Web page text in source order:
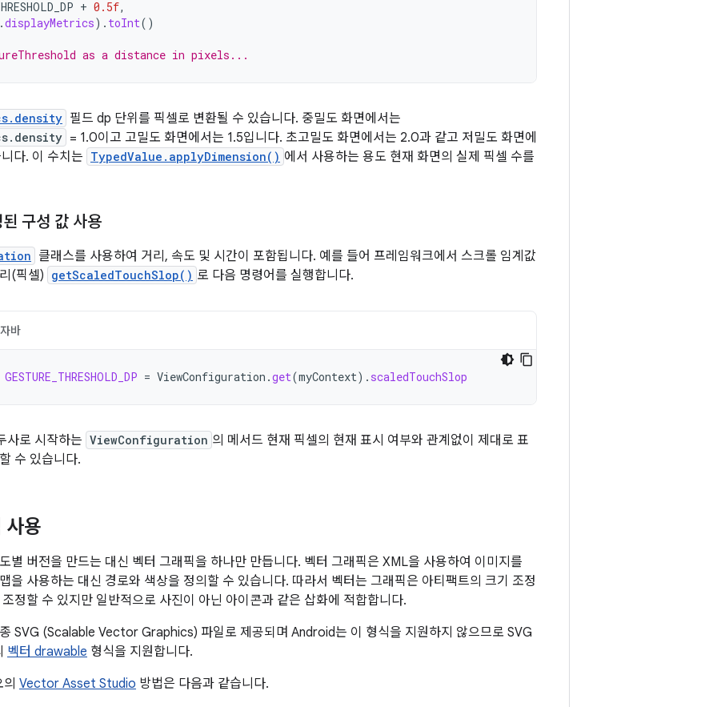
+ 0.5f,
.displayMetrics). toInt()
as a distance in pixels...
필드 dp 단위를 픽셀로 변환될 수 있습니다. 중밀도 화면에서는
= 1.0이고 고밀도 화면에서는 1.5입니다. 초고밀도 화면에서는 2.0과 같고 저밀도 화면에
다. 이 수치는 TypedValue.applyDimension() 에서 사용하는 용도 현재 화면의 실제 픽셀 수를
구성 값 사용
클래스를 사용하여 거리, 속도 및 시간이 포함됩니다. 예를 들어 프레임워크에서 스크롤 임계값
(픽셀) getScaledTouchSlop() 로 다음 명령어를 실행합니다.
자바
GESTURE_THRESHOLD_DP = ViewConfiguration .get(myContext). scaledTouchSlop
사로 시작하는 ViewConfiguration 의 메서드 현재 픽셀의 현재 표시 여부와 관계없이 제대로 표
수 있습니다.
사용
별 버전을 만드는 대신 벡터 그래픽을 하나만 만듭니다. 벡터 그래픽은 XML을 사용하여 이미지를
을 사용하는 대신 경로와 색상을 정의할 수 있습니다. 따라서 벡터는 그래픽은 아티팩트의 크기 조정
정할 수 있지만 일반적으로 사진이 아닌 아이콘과 같은 삽화에 적합합니다.
SVG (Scalable Vector Graphics) 파일로 제공되며 Android는 이 형식을 지원하지 않으므로 SVG
벡터 drawable 형식을 지원합니다.
Vector Asset Studio 방법은 다음과 같습니다.